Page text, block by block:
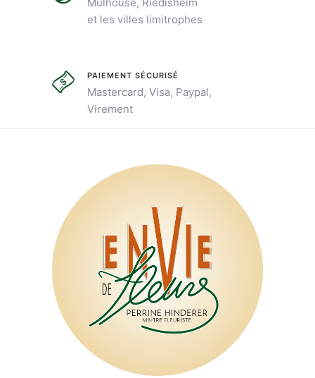
choisies
du
produit
et les villes limitrophes
PAIEMENT SÉCURISÉ
Mastercard, Visa, Paypal,
Virement